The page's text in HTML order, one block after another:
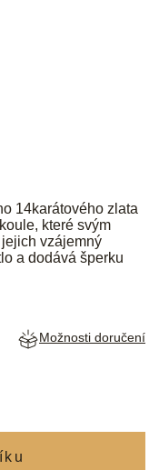
14karátového zlata
které svým
vzájemný
a dodává šperku
Možnosti doručení